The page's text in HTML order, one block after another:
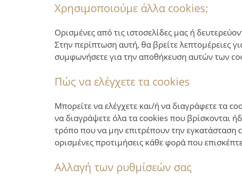
Χρησιμοποιούμε άλλα cookies;
Ορισμένες από τις ιστοσελίδες μας ή
Στην περίπτωση αυτή, θα βρείτε λεπτομέρειες
συμφωνήσετε για την αποθήκευση αυτών των
Πώς να ελέγχετε τα cookies
Μπορείτε να ελέγχετε και/ή να διαγράφετε τα
να διαγράψετε όλα τα cookies που βρίσκονται
τρόπο που να μην επιτρέπουν την εγκατάσταση
ορισμένες προτιμήσεις κάθε φορά που
Αλλαγή των ρυθμίσεών σας